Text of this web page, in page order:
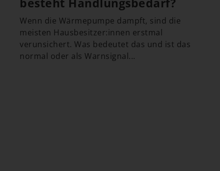
Wenn die Wärmepumpe dampft, sind die
meisten Hausbesitzer:innen erstmal
verunsichert. Was bedeutet das und ist das
normal oder als Warnsignal...